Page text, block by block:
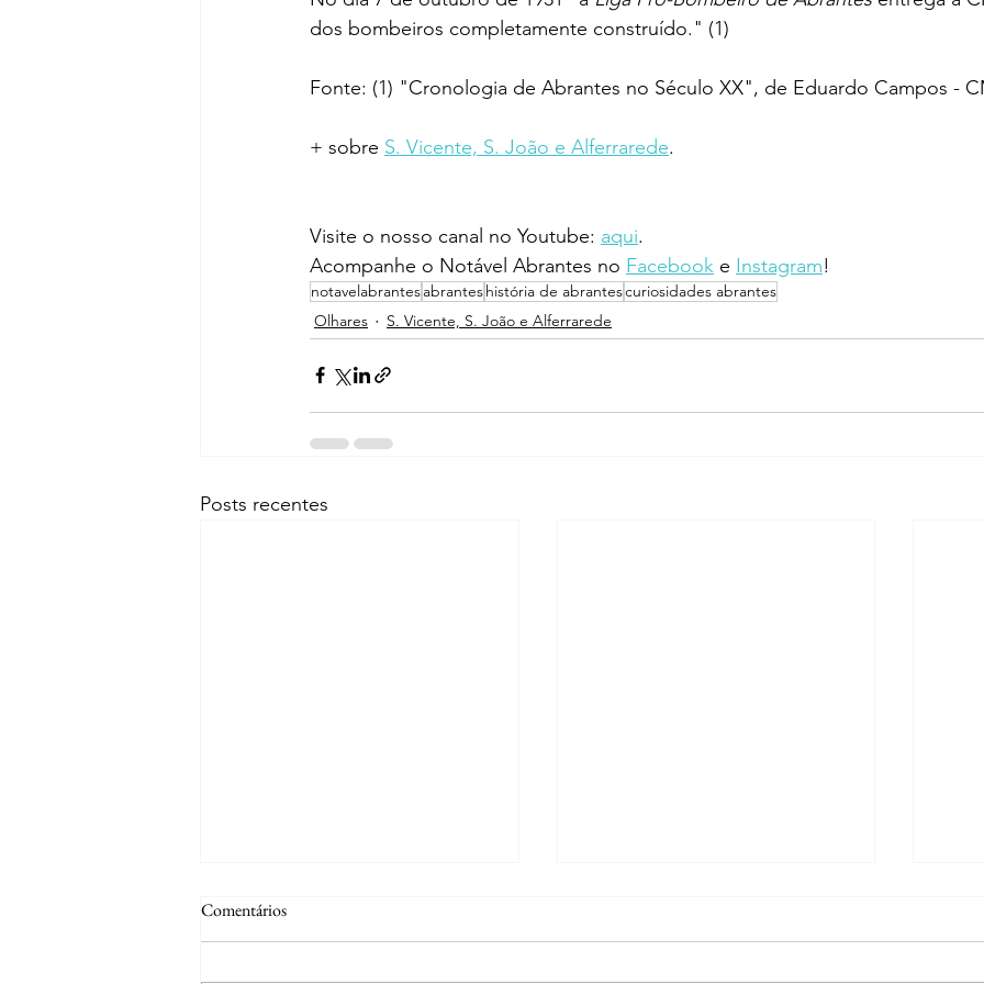
dos bombeiros completamente construído." (1)
Fonte: (1) "Cronologia de Abrantes no Século XX", de Eduardo Campos -
+ sobre S. Vicente, S. João e Alferrarede.
Visite o nosso canal no Youtube: aqui.
Acompanhe o Notável Abrantes no Facebook e Instagram!
notavelabrantesabranteshistória de abrantescuriosidades abrantes
Olhares
S. Vicente, S. João e Alferrarede
Posts recentes
Comentários